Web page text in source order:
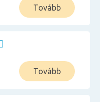
Tovább
Tovább